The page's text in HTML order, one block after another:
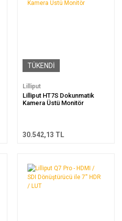
TÜKENDİ
Lilliput
Lilliput HT7S Dokunmatik
Kamera Üstü Monitör
30.542,13 TL